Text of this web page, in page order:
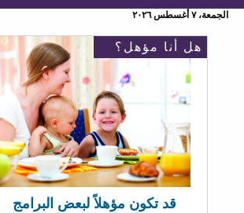
الجمعة، ٧ أغسطس ٢٠٢٦
هل أنا مؤهل؟
قد تكون مؤهلاً لبعض البرامج